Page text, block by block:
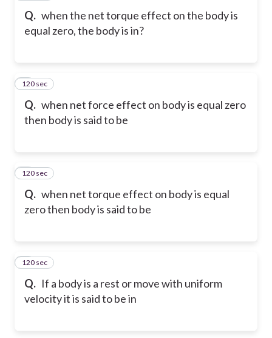
Q. when the net torque effect on the body is
equal zero, the body is in?
Q. when net force effect on body is equal zero
then body is said to be
2
120 sec
Q. when net torque effect on body is equal
zero then body is said to be
3
120 sec
Q. If a body is a rest or move with uniform
velocity it is said to be in
4
120 sec